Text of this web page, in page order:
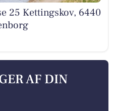
25 Kettingskov, 6440
AF DIN